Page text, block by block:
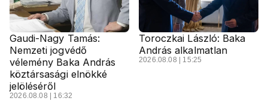
Gaudi-Nagy Tamás:
Nemzeti jogvédő
vélemény Baka András
köztársasági elnökké
jelöléséről
2026.08.08 | 16:32
Toroczkai László: Baka
András alkalmatlan
2026.08.08 | 15:25